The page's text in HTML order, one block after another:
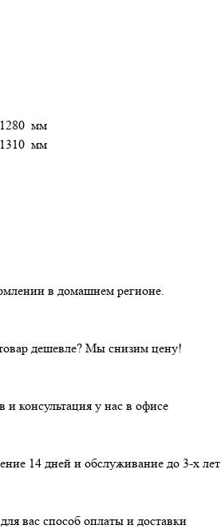
1280 мм
1310 мм
в домашнем регионе.
дешевле? Мы снизим цену!
и консультация у нас в офисе
14 дней и обслуживание до 3-х лет
вас способ оплаты и доставки